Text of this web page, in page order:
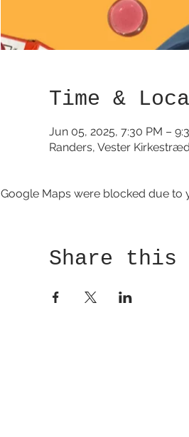
Time &
Jun 05, 2025, 7:30 PM –
Randers, Vester
Google Maps were blocked due to
Share this